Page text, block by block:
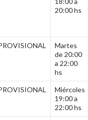
20:00 hs
Martes
de 20:00
a 22:00
hs
Miércoles
19:00 a
22:00 hs